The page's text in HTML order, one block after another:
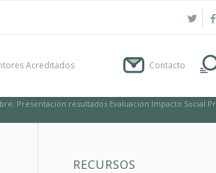
Acreditados Contacto
Presentación resultados Evaluación Impacto Social
RECURSOS